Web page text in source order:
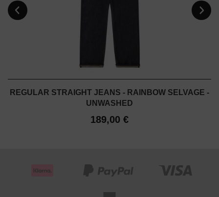
REGULAR STRAIGHT JEANS - RAINBOW SELVAGE -
UNWASHED
189,00 €